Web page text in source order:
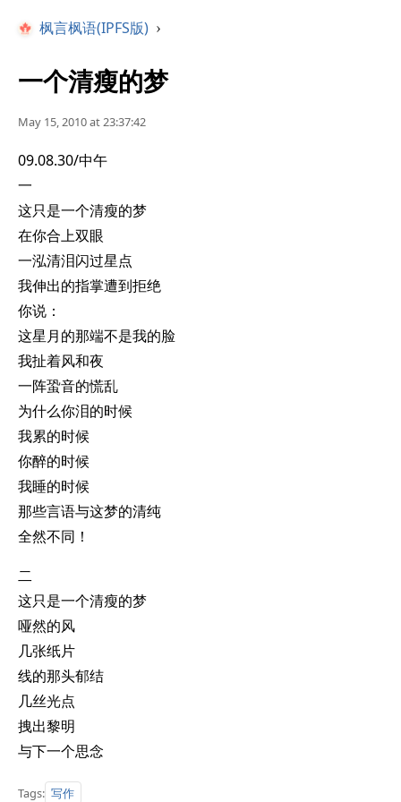
枫言枫语(IPFS版) ›
一个清瘦的梦
May 15, 2010 at 23:37:42
09.08.30/中午
一
这只是一个清瘦的梦
在你合上双眼
一泓清泪闪过星点
我伸出的指掌遭到拒绝
你说：
这星月的那端不是我的脸
我扯着风和夜
一阵蛩音的慌乱
为什么你泪的时候
我累的时候
你醉的时候
我睡的时候
那些言语与这梦的清纯
全然不同！
二
这只是一个清瘦的梦
哑然的风
几张纸片
线的那头郁结
几丝光点
拽出黎明
与下一个思念
Tags: 写作